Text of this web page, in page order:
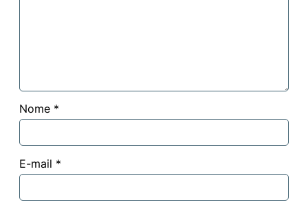
Nome *
E-mail *